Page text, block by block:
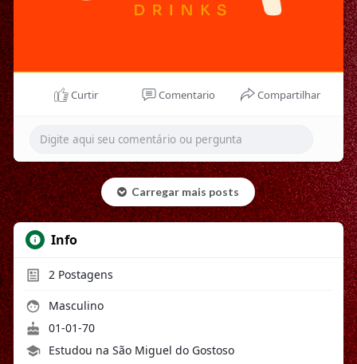
Curtir Comentario Compartilhar
Carregar mais posts
Info
2Postagens
Masculino
01-01-70
Estudou na São Miguel do Gostoso